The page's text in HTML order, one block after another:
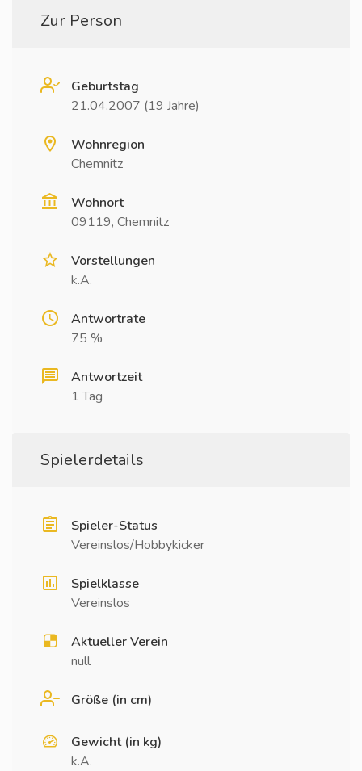
Zur Person
Geburtstag
21.04.2007 (19 Jahre)
Wohnregion
Chemnitz
Wohnort
09119, Chemnitz
Vorstellungen
k.A.
Antwortrate
75 %
Antwortzeit
1 Tag
Spielerdetails
Spieler-Status
Vereinslos/Hobbykicker
Spielklasse
Vereinslos
Aktueller Verein
null
Größe (in cm)
Gewicht (in kg)
k.A.